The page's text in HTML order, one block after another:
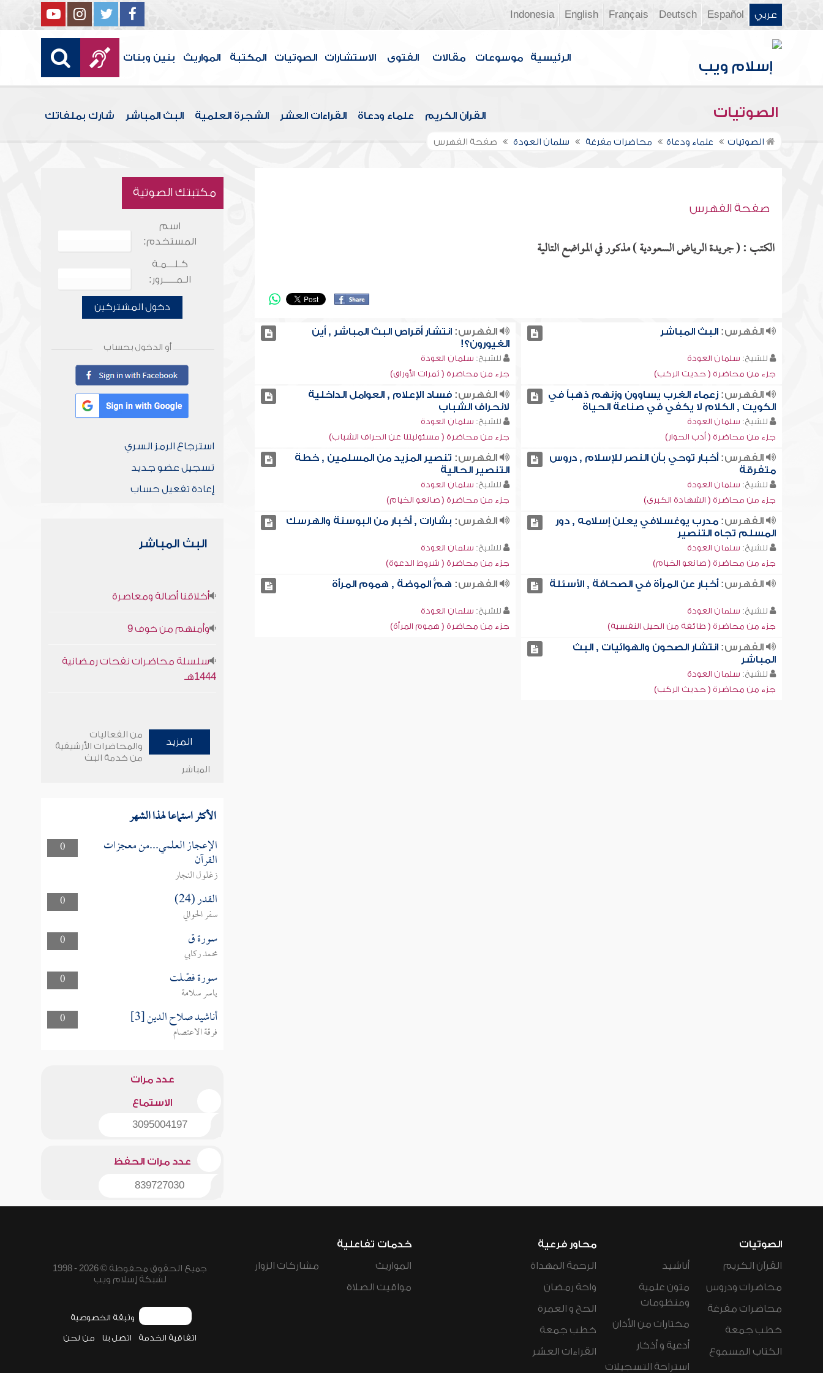
عربي Español
Deutsch
Français
English
Indonesia
الرئيسية موسوعات مقالات الفتوى الاستشارات الصوتيات المكتبة المواريث بنين وبنات
الصوتيات القرآن الكريم علماء ودعاة القراءات العشر الشجرة العلمية البث المباشر شارك بملفاتك
الصوتيات علماء ودعاة محاضرات مفرغة سلمان العودة صفحة الفهرس
صفحة الفهرس
الكتب : ( جريدة الرياض السعودية ) مذكور في المواضع التالية
الفهرس:البث المباشر
للشيخ: سلمان العودة
جزء من محاضرة ( حديث الركب)
الفهرس: انتشار أقراص البث المباشر , أين
الغيورون؟!
للشيخ: سلمان العودة
جزء من محاضرة ( ثمرات الأوراق)
الفهرس:زعماء الغرب يساوون وزنهم ذهباً في
الكويت , الكلام لا يكفي في صناعة الحياة
للشيخ: سلمان العودة
جزء من محاضرة ( أدب الحوار)
الفهرس: فساد الإعلام , العوامل الداخلية
لانحراف الشباب
للشيخ: سلمان العودة
جزء من محاضرة ( مسئوليتنا عن انحراف الشباب)
الفهرس:أخبار توحي بأن النصر للإسلام , دروس
متفرقة
للشيخ: سلمان العودة
جزء من محاضرة ( الشهادة الكبرى)
الفهرس: تنصير المزيد من المسلمين , خطة
التنصير الحالية
للشيخ: سلمان العودة
جزء من محاضرة ( صانعو الخيام)
الفهرس:مدرب يوغسلافي يعلن إسلامه , دور
المسلم تجاه التنصير
للشيخ: سلمان العودة
جزء من محاضرة ( صانعو الخيام)
الفهرس: بشارات , أخبار من البوسنة والهرسك
للشيخ: سلمان العودة
جزء من محاضرة ( شروط الدعوة)
الفهرس:أخبار عن المرأة في الصحافة , الأسئلة
للشيخ: سلمان العودة
جزء من محاضرة ( طائفة من الحيل النفسية)
الفهرس: همُّ الموضة , هموم المرأة
للشيخ: سلمان العودة
جزء من محاضرة ( هموم المرأة)
الفهرس:انتشار الصحون والهوائيات , البث
المباشر
للشيخ: سلمان العودة
جزء من محاضرة ( حديث الركب)
مكتبتك الصوتية
اسم
المستخدم:
كـلـــمـة
الـمـــــرور:
دخول المشتركين
أو الدخول بحساب
استرجاع الرمز السري
تسجيل عضو جديد
إعادة تفعيل حساب
البث المباشر
أخلاقنا أصالة ومعاصرة
وأمنهم من خوف 9
سلسلة محاضرات نفحات رمضانية
1444هـ
المزيد
من الفعاليات
والمحاضرات الأرشيفية
من خدمة البث
المباشر
الأكثر استماعا لهذا الشهر
0 الإعجاز العلمي...من معجزات
القرآن
زغلول النجار
0
القدر (24)
سفر الحوالي
0
سورة ق
محمد ركابي
0
سورة فصّلت
ياسر سلامة
0
أناشيد صلاح الدين [3]
فرقة الاعتصام
عدد مرات
الاستماع
3095004197
عدد مرات الحفظ
839727030
الصوتيات
القرآن الكريم
محاضرات ودروس
محاضرات مفرغة
خطب جمعة
الكتاب المسموع
أناشيد
متون علمية
ومنظومات
مختارات من الأذان
أدعية و أذكار
استراحة التسجيلات
محاور فرعية
الرحمة المهداة
واحة رمضان
الحج و العمرة
خطب جمعة
القراءات العشر
خدمات تفاعلية
المواريث
مواقيت الصلاة
مشاركات الزوار
جميع الحقوق محفوظة © 2026 - 1998
لشبكة إسلام ويب
وثيقة الخصوصية
اتفاقية الخدمة اتصل بنا من نحن